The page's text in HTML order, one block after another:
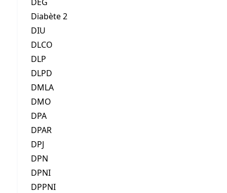
Diabète 2
DIU
DLCO
DLP
DLPD
DMLA
DMO
DPA
DPAR
DPJ
DPN
DPNI
DPPNI